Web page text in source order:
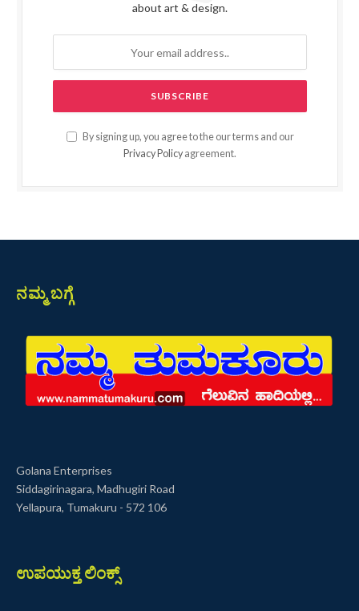
about art & design.
By signing up, you agree to the our terms and our
Privacy Policy agreement.
ನಮ್ಮ ಬಗ್ಗೆ
Golana Enterprises
Siddagirinagara, Madhugiri Road
Yellapura, Tumakuru - 572 106
ಉಪಯುಕ್ತ ಲಿಂಕ್ಸ್